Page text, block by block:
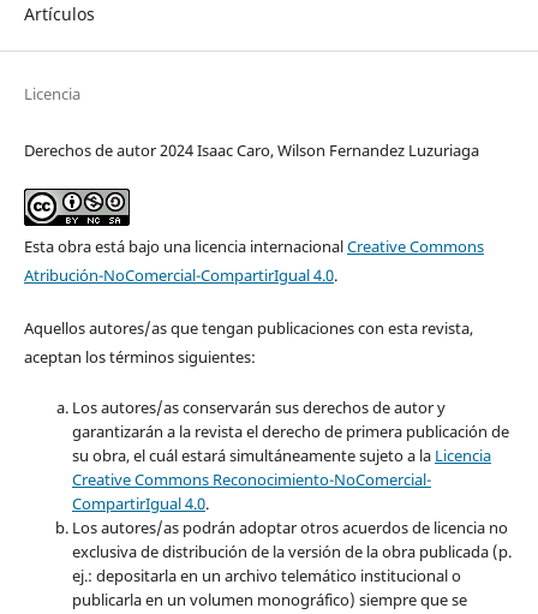
Artículos
Licencia
Derechos de autor 2024 Isaac Caro, Wilson Fernandez Luzuriaga
Esta obra está bajo una licencia internacionalCreative Commons
Atribución-NoComercial-CompartirIgual 4.0.
Aquellos autores/as que tengan publicaciones con esta revista,
aceptan los términos siguientes:
Los autores/as conservarán sus derechos de autor y
garantizarán a la revista el derecho de primera publicación de
su obra, el cuál estará simultáneamente sujeto a la Licencia
Creative Commons Reconocimiento-NoComercial-
CompartirIgual 4.0.
Los autores/as podrán adoptar otros acuerdos de licencia no
exclusiva de distribución de la versión de la obra publicada (p.
ej.: depositarla en un archivo telemático institucional o
publicarla en un volumen monográfico) siempre que se